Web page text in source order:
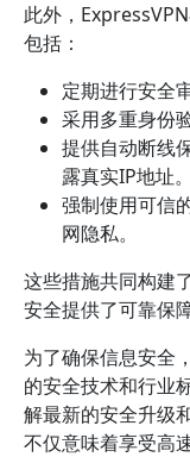
此外，
包括：
定期进行安全
采用多重身份
提供自动断线
露真实IP地址。
强制使用可信
网隐私。
这些措施共同构建
安全提供了可靠保障
为了确保信息安全
的安全技术和行业
解最新的安全升级
不仅意味着享受高